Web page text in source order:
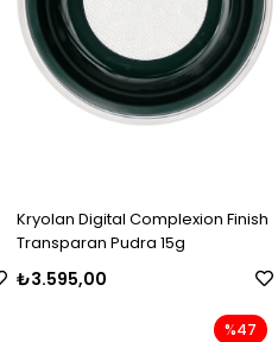
Kryolan Digital Complexion Finish
Transparan Pudra 15g
₺3.595,00
%47